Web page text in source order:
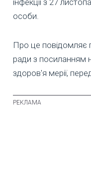
інфекції з 27
особи.
Про це повідомляє
ради з посиланням
здоров'я мерії,